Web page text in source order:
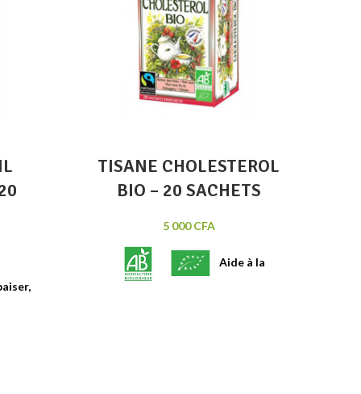
TISANE CHOLESTEROL
BIO – 20 SACHETS
5 000CFA
Aide à la